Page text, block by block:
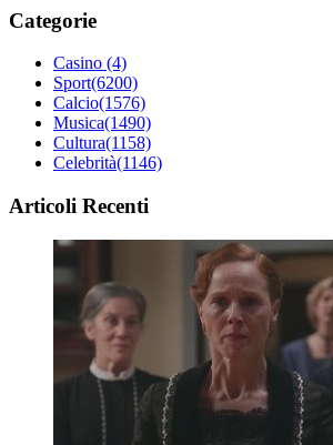
Categorie
Casino (4)
Sport(6200)
Calcio(1576)
Musica(1490)
Cultura(1158)
Celebrità(1146)
Articoli Recenti